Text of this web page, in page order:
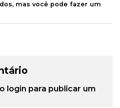
mas você pode fazer um
login para publicar um